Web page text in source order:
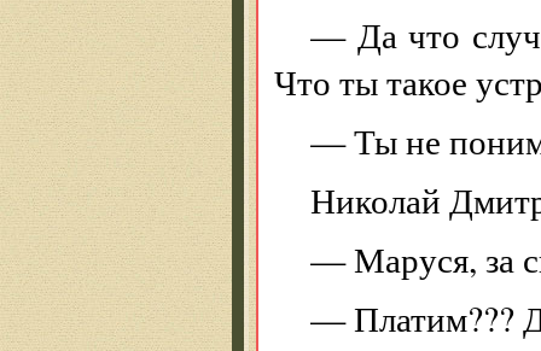
— Да что
Что ты такое
— Ты не
Николай
— Маруся, за
— Платим???